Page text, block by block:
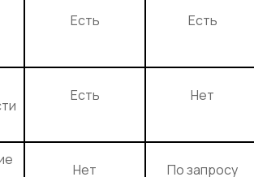
Есть Есть
Есть Нет
Нет По запросу